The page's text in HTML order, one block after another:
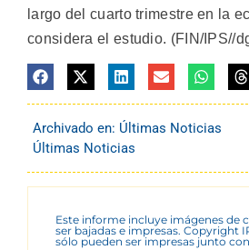
largo del cuarto trimestre en la
considera el estudio. (FIN/IPS//
Archivado en: Últimas Noticias
Últimas Noticias
Este informe incluye imágenes de
ser bajadas e impresas. Copyright
sólo pueden ser impresas junto